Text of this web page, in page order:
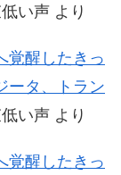
い声 より
覚醒したきっ
ータ、トラン
い声 より
覚醒したきっ